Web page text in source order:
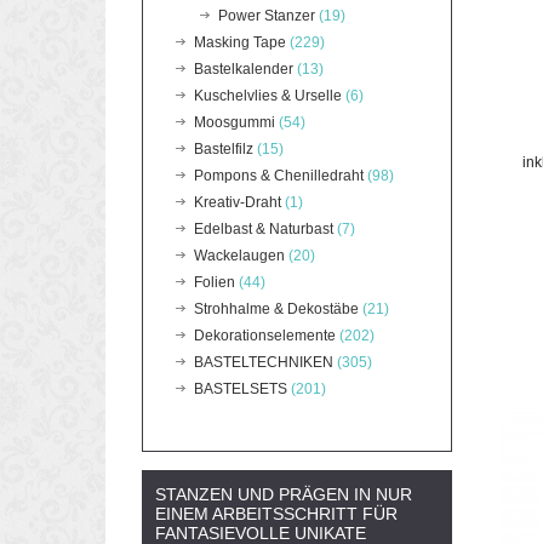
Power Stanzer (19)
Masking Tape (229)
Bastelkalender (13)
Kuschelvlies & Urselle (6)
Moosgummi (54)
Bastelfilz (15)
Pompons & Chenilledraht(98)
Kreativ-Draht(1)
Edelbast & Naturbast(7)
Wackelaugen (20)
Folien (44)
Strohhalme & Dekostäbe (21)
Dekorationselemente (202)
BASTELTECHNIKEN (305)
BASTELSETS (201)
STANZEN UND PRÄGEN IN NUR
EINEM ARBEITSSCHRITT FÜR
FANTASIEVOLLE UNIKATE